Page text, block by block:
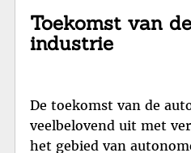
Toekomst van
industrie
De toekomst van de
veelbelovend uit met
het gebied van